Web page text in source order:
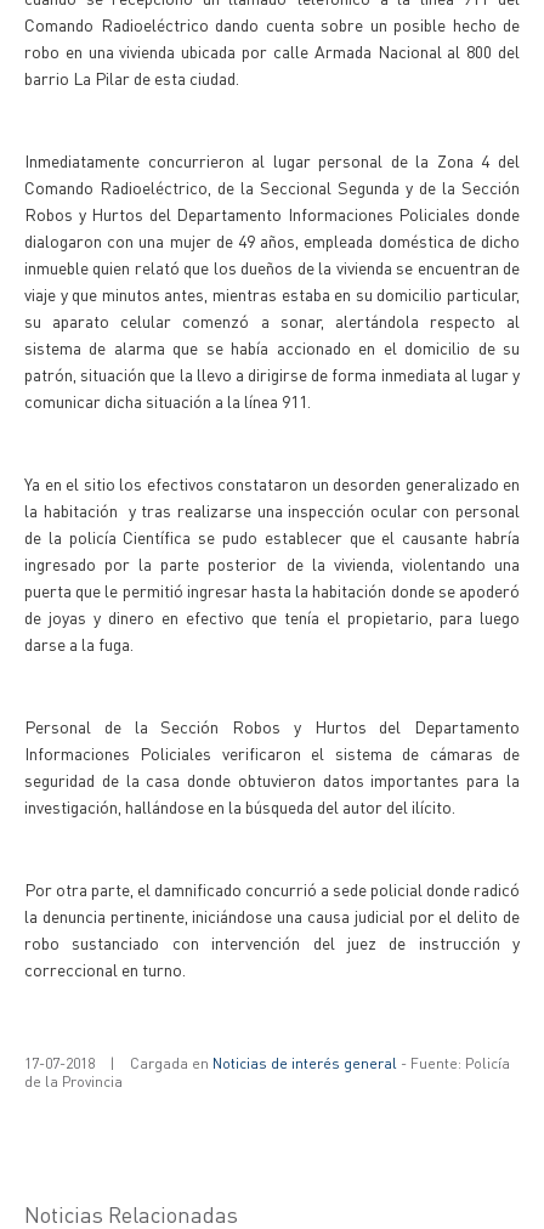
Comando Radioeléctrico dando cuenta sobre un posible hecho de
robo en una vivienda ubicada por calle Armada Nacional al 800 del
barrio La Pilar de esta ciudad.
Inmediatamente concurrieron al lugar personal de la Zona 4 del
Comando Radioeléctrico, de la Seccional Segunda y de la Sección
Robos y Hurtos del Departamento Informaciones Policiales donde
dialogaron con una mujer de 49 años, empleada doméstica de dicho
inmueble quien relató que los dueños de la vivienda se encuentran de
viaje y que minutos antes, mientras estaba en su domicilio particular,
su aparato celular comenzó a sonar, alertándola respecto al
sistema de alarma que se había accionado en el domicilio de su
patrón, situación que la llevo a dirigirse de forma inmediata al lugar y
comunicar dicha situación a la línea 911.
Ya en el sitio los efectivos constataron un desorden generalizado en
la habitación y tras realizarse una inspección ocular con personal
de la policía Científica se pudo establecer que el causante habría
ingresado por la parte posterior de la vivienda, violentando una
puerta que le permitió ingresar hasta la habitación donde se apoderó
de joyas y dinero en efectivo que tenía el propietario, para luego
darse a la fuga.
Personal de la Sección Robos y Hurtos del Departamento
Informaciones Policiales verificaron el sistema de cámaras de
seguridad de la casa donde obtuvieron datos importantes para la
investigación, hallándose en la búsqueda del autor del ilícito.
Por otra parte, el damnificado concurrió a sede policial donde radicó
la denuncia pertinente, iniciándose una causa judicial por el delito de
robo sustanciado con intervención del juez de instrucción y
correccional en turno.
17-07-2018 | Cargada en Noticias de interés general - Fuente: Policía
de la Provincia
Noticias Relacionadas